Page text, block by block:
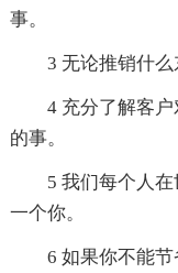
事。
3 无论推销什么
4 充分了解客
的事。
5 我们每个人
一个你。
6 如果你不能